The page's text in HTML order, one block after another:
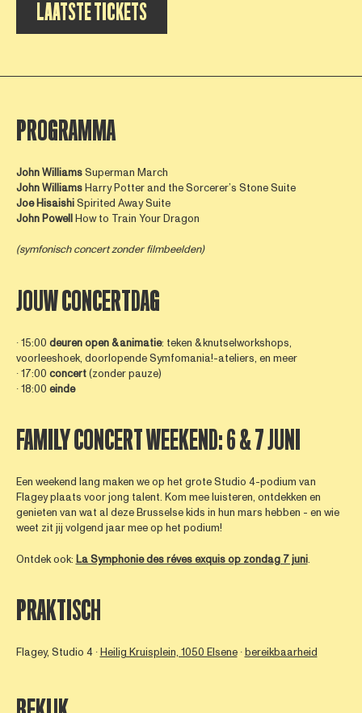
LAATSTE TICKETS
PROGRAMMA
John WilliamsSuperman March
John WilliamsHarry Potter and the Sorcerer’s Stone Suite
Joe HisaishiSpirited Away Suite
John PowellHow to Train Your Dragon
(symfonisch concert zonder filmbeelden)
JOUW CONCERTDAG
∙ 15:00 deuren open & animatie: teken & knutselworkshops,
voorleeshoek, doorlopende Symfomania!-ateliers, en meer
∙ 17:00 concert(zonder pauze)
∙ 18:00 einde
FAMILY CONCERT WEEKEND: 6 & 7 JUNI
Een weekend lang maken we op het grote Studio 4-podium van
Flagey plaats voor jong talent. Kom mee luisteren, ontdekken en
genieten van wat al deze Brusselse kids in hun mars hebben - en wie
weet zit jij volgend jaar mee op het podium!
Ontdek ook: La Symphonie des réves exquis op zondag 7 juni.
PRAKTISCH
Flagey, Studio 4 ∙Heilig Kruisplein, 1050 Elsene∙bereikbaarheid